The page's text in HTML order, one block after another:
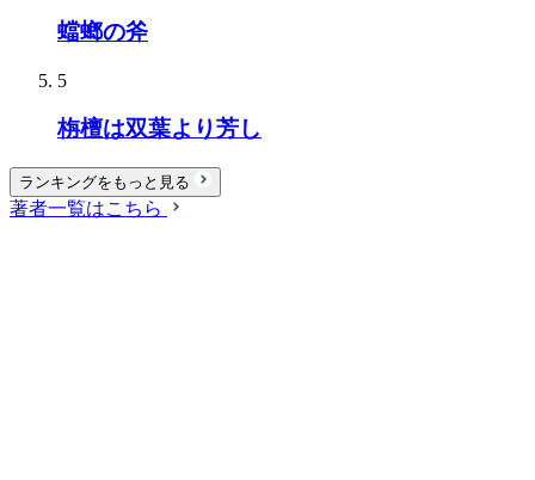
蟷螂の斧
5
栴檀は双葉より芳し
ランキングをもっと見る
著者一覧はこちら